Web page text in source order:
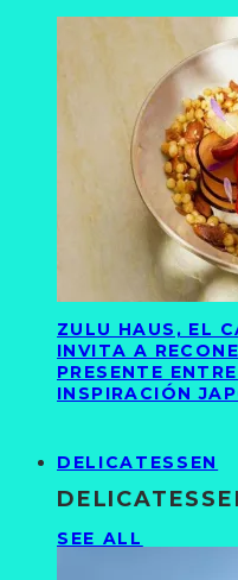
ZULU HAUS, EL
INVITA A
PRESENTE
INSPIRACIÓN
DELICATESSEN
SEE ALL